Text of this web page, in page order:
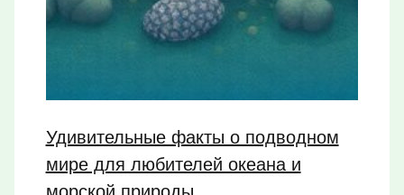
Удивительные факты о подводном
мире для любителей океана и